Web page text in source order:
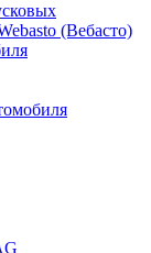
(Вебасто)